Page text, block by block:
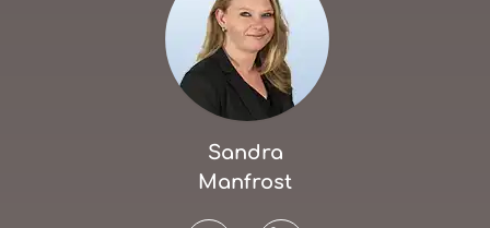
Sandra
Manfrost